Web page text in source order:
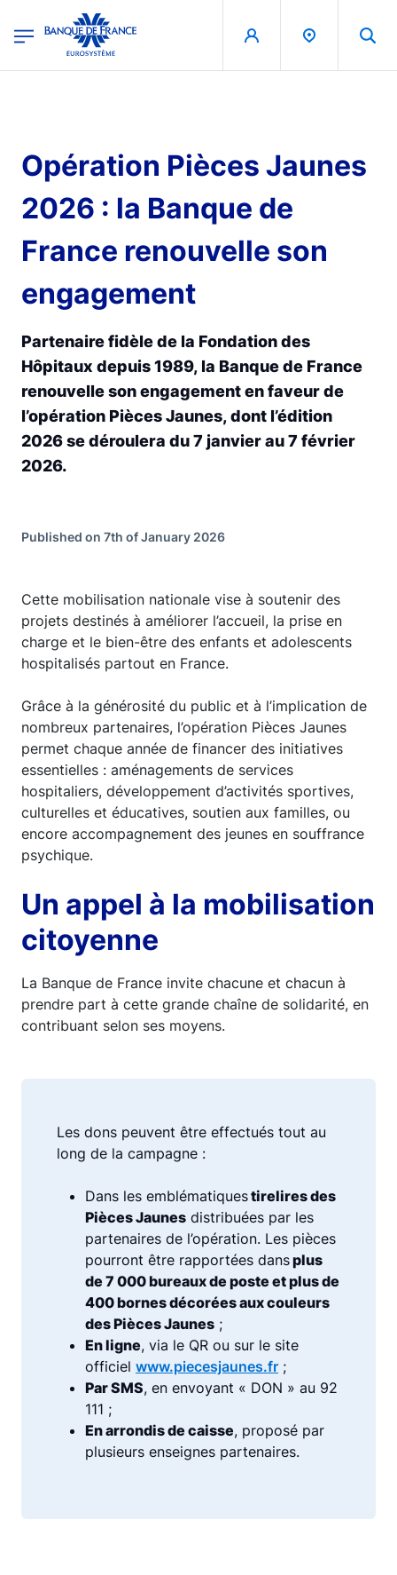
Banque de France - Menu Principal
Opération Pièces Jaunes
2026 : la Banque de
France renouvelle son
engagement
Partenaire fidèle de la Fondation des
Hôpitaux depuis 1989, la Banque de France
renouvelle son engagement en faveur de
l’opération Pièces Jaunes, dont l’édition
2026 se déroulera du 7 janvier au 7 février
2026.
Published on 7th of January 2026
Cette mobilisation nationale vise à soutenir des
projets destinés à améliorer l’accueil, la prise en
charge et le bien-être des enfants et adolescents
hospitalisés partout en France.
Grâce à la générosité du public et à l’implication de
nombreux partenaires, l’opération Pièces Jaunes
permet chaque année de financer des initiatives
essentielles : aménagements de services
hospitaliers, développement d’activités sportives,
culturelles et éducatives, soutien aux familles, ou
encore accompagnement des jeunes en souffrance
psychique.
Un appel à la mobilisation
citoyenne
La Banque de France invite chacune et chacun à
prendre part à cette grande chaîne de solidarité, en
contribuant selon ses moyens.
Les dons peuvent être effectués tout au
long de la campagne :
Dans les emblématiquestirelires des
Pièces Jaunes distribuées par les
partenaires de l’opération. Les pièces
pourront être rapportées dansplus
de 7 000 bureaux de poste et plus de
400 bornes décorées aux couleurs
des Pièces Jaunes ;
En ligne, via le QR ou sur le site
officiel www.piecesjaunes.fr ;
Par SMS, en envoyant « DON » au 92
111 ;
En arrondis de caisse, proposé par
plusieurs enseignes partenaires.